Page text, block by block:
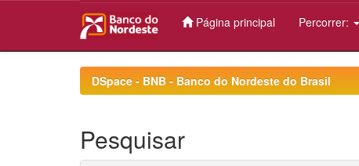
Página principal Percorrer:
DSpace - BNB - Banco do Nordeste do Brasil
Pesquisar